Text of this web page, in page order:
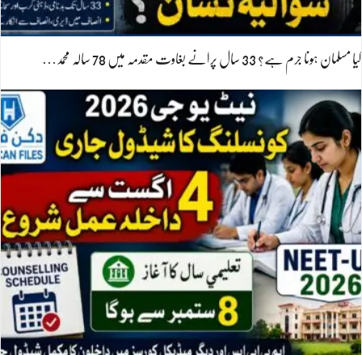
کیا مسلمان ہونا جرم ہے؟ 33 سال پرانے بغاوت مقدمہ میں 78 سالہ محمد…